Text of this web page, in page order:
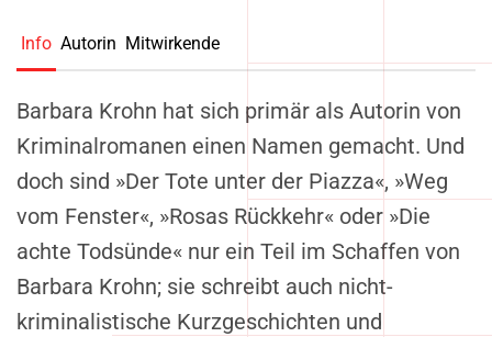
Info Autorin Mitwirkende
Barbara Krohn hat sich primär als Autorin von
Kriminalromanen einen Namen gemacht. Und
doch sind »Der Tote unter der Piazza«, »Weg
vom Fenster«, »Rosas Rückkehr« oder »Die
achte Todsünde« nur ein Teil im Schaffen von
Barbara Krohn; sie schreibt auch nicht-
kriminalistische Kurzgeschichten und